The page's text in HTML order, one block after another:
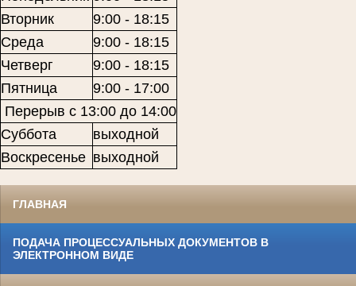
Вторник
9:00 - 18:15
Среда
9:00 - 18:15
Четверг
9:00 - 18:15
Пятница
9:00 - 17:00
Перерыв с 13:00 до 14:00
Суббота
выходной
Воскресенье выходной
ГЛАВНАЯ
ПОДАЧА ПРОЦЕССУАЛЬНЫХ ДОКУМЕНТОВ В
ЭЛЕКТРОННОМ ВИДЕ